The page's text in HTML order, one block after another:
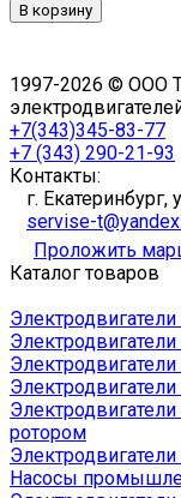
В корзину
1997-2026 © ООО
+7(343)345-83-77
+7 (343) 290-21-93
Контакты:
г. Екатеринбург,
servise-
Проложить
Каталог товаров
ротором
Насосы